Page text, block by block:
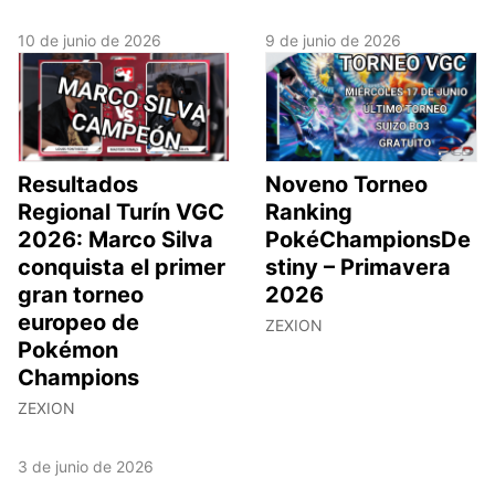
10 de junio de 2026
Resultados
Regional Turín VGC
2026: Marco Silva
conquista el primer
gran torneo
europeo de
Pokémon
Champions
ZEXION
9 de junio de 2026
Noveno Torneo
Ranking
PokéChampionsDe
stiny – Primavera
2026
ZEXION
3 de junio de 2026